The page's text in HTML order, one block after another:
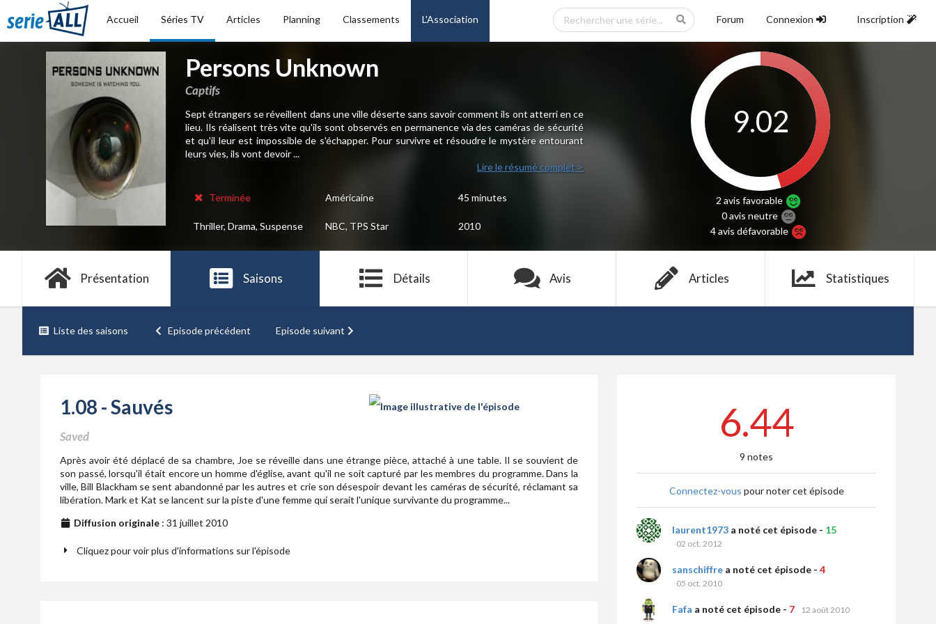
Accueil Séries TV Articles Planning Classements L'Association Forum Connexion Inscription
Persons Unknown
Captifs
Sept étrangers se réveillent dans une ville déserte sans savoir comment ils ont atterri en ce
lieu. Ils réalisent très vite qu'ils sont observés en permanence via des caméras de sécurité
et qu'il leur est impossible de s'échapper. Pour survivre et résoudre le mystère entourant
leurs vies, ils vont devoir ...
Lire le résumé complet >
Terminée Américaine 45 minutes
Thriller, Drama, Suspense NBC, TPS Star 2010
9.02
2 avisfavorable
0 avis neutre
4 avisdéfavorable
Présentation Saisons Détails Avis Articles Statistiques
Liste des saisons Episode précédent Episode suivant
1.08 - Sauvés
Saved
Après avoir été déplacé de sa chambre, Joe se réveille dans une étrange pièce, attaché à une table. Il se souvient de
son passé, lorsqu'il était encore un homme d'église, avant qu'il ne soit capturé par les membres du programme. Dans la
ville, Bill Blackham se sent abandonné par les autres et crie son désespoir devant les caméras de sécurité, réclamant sa
libération. Mark et Kat se lancent sur la piste d'une femme qui serait l'unique survivante du programme...
Diffusion originale : 31 juillet 2010
Cliquez pour voir plus d'informations sur l'épisode
6.44
9 notes
Connectez-vous pour noter cet épisode
laurent1973 a noté cet épisode - 15
02 oct. 2012
sanschiffre a noté cet épisode - 4
05 oct. 2010
Fafa a noté cet épisode - 7 12 août 2010